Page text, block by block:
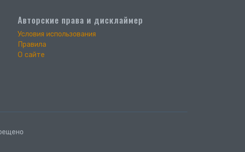
Авторские права и дисклаймер
Условия использования
Правила
О сайте